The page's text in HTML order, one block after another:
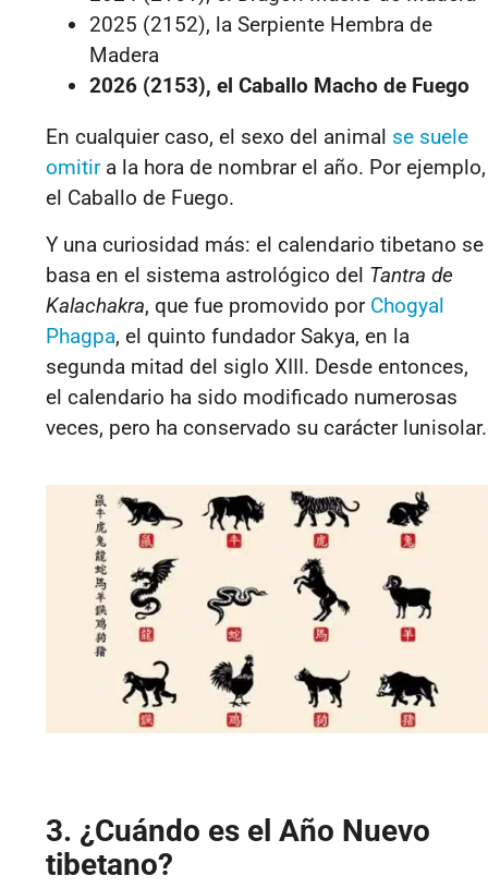
2025 (2152), la Serpiente Hembra de
Madera
2026 (2153), el Caballo Macho de Fuego
En cualquier caso, el sexo del animal se suele
omitira la hora de nombrar el año. Por ejemplo,
el Caballo de Fuego.
Y una curiosidad más: el calendario tibetano se
basa en el sistema astrológico del Tantra de
Kalachakra, que fue promovido por Chogyal
Phagpa, el quinto fundador Sakya, en la
segunda mitad del siglo XIII. Desde entonces,
el calendario ha sido modificado numerosas
veces, pero ha conservado su carácter lunisolar.
3. ¿Cuándo es el Año Nuevo
tibetano?